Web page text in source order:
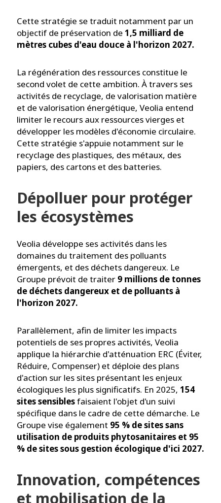
Cette stratégie se traduit notamment par un
objectif de préservation de 1,5 milliard de
mètres cubes d'eau douce à l'horizon 2027.
La régénération des ressources constitue le
second volet de cette ambition. À travers ses
activités de recyclage, de valorisation matière
et de valorisation énergétique, Veolia entend
limiter le recours aux ressources vierges et
développer les modèles d'économie circulaire.
Cette stratégie s'appuie notamment sur le
recyclage des plastiques, des métaux, des
papiers, des cartons et des batteries.
Dépolluer pour protéger
les écosystèmes
Veolia développe ses activités dans les
domaines du traitement des polluants
émergents, et des déchets dangereux. Le
Groupe prévoit de traiter 9 millions de tonnes
de déchets dangereux et de polluants à
l'horizon 2027.
Parallèlement, afin de limiter les impacts
potentiels de ses propres activités, Veolia
applique la hiérarchie d'atténuation ERC (Éviter,
Réduire, Compenser) et déploie des plans
d'action sur les sites présentant les enjeux
écologiques les plus significatifs. En 2025, 154
sites sensiblesfaisaient l'objet d'un suivi
spécifique dans le cadre de cette démarche. Le
Groupe vise également 95 % de sites sans
utilisation de produits phytosanitaires et 95
% de sites sous gestion écologique d'ici 2027.
Innovation, compétences
et mobilisation de la